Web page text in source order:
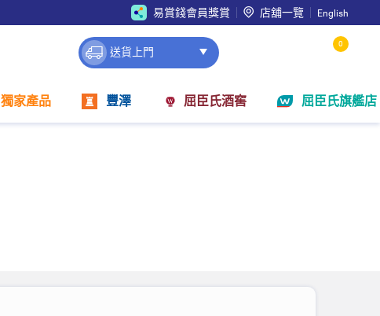
易賞錢會員獎賞 店舖一覽 English
送貨上門
0
獨家產品 豐澤 屈臣氏酒窖 屈臣氏旗艦店